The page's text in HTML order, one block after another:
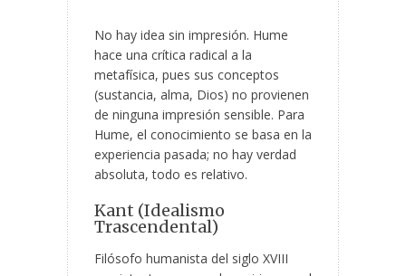
No hay idea sin impresión. Hume
hace una crítica radical a la
metafísica, pues sus conceptos
(sustancia, alma, Dios) no provienen
de ninguna impresión sensible. Para
Hume, el conocimiento se basa en la
experiencia pasada; no hay verdad
absoluta, todo es relativo.
Kant (Idealismo
Trascendental)
Filósofo humanista del siglo XVIII